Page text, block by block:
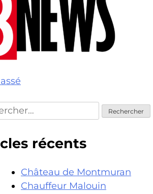
:
récents
Château de Montmuran
Chauffeur Malouin